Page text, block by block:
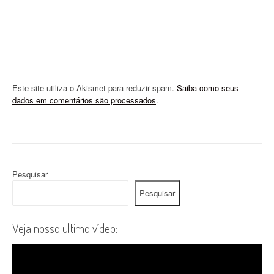
Este site utiliza o Akismet para reduzir spam. Saiba como seus
dados em comentários são processados.
Pesquisar
Pesquisar
Veja nosso ultimo vídeo: